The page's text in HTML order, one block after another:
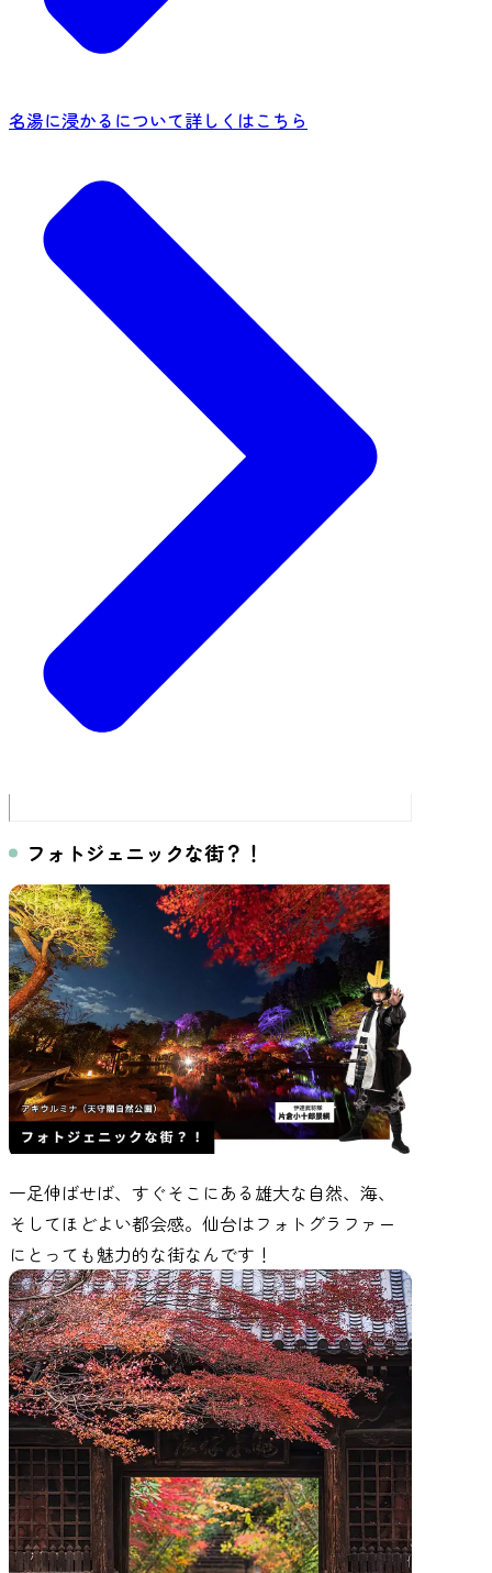
名湯に浸かるについて詳しくはこちら
フォトジェニックな街？！
一足伸ばせば、すぐそこにある雄大な自然、海、
そしてほどよい都会感。仙台はフォトグラファー
にとっても魅力的な街なんです！